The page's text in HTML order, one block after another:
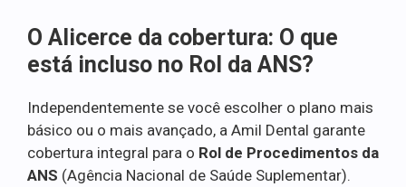
O Alicerce da cobertura: O que
está incluso no Rol da ANS?
Independentemente se você escolher o plano mais
básico ou o mais avançado, a Amil Dental garante
cobertura integral para o Rol de Procedimentos da
ANS (Agência Nacional de Saúde Suplementar).